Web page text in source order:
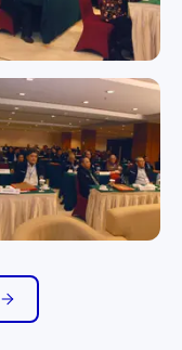
KERJA II/2016
KERJA II/2016
KERJA II/2016